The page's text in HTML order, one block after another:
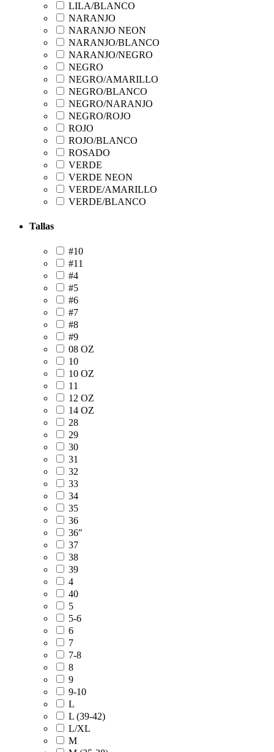
LILA/BLANCO
NARANJO
NARANJO NEON
NARANJO/BLANCO
NARANJO/NEGRO
NEGRO
NEGRO/AMARILLO
NEGRO/BLANCO
NEGRO/NARANJO
NEGRO/ROJO
ROJO
ROJO/BLANCO
ROSADO
VERDE
VERDE NEON
VERDE/AMARILLO
VERDE/BLANCO
Tallas
#10
#11
#4
#5
#6
#7
#8
#9
08 OZ
10
10 OZ
11
12 OZ
14 OZ
28
29
30
31
32
33
34
35
36
36"
37
38
39
4
40
5
5-6
6
7
7-8
8
9
9-10
L
L (39-42)
L/XL
M